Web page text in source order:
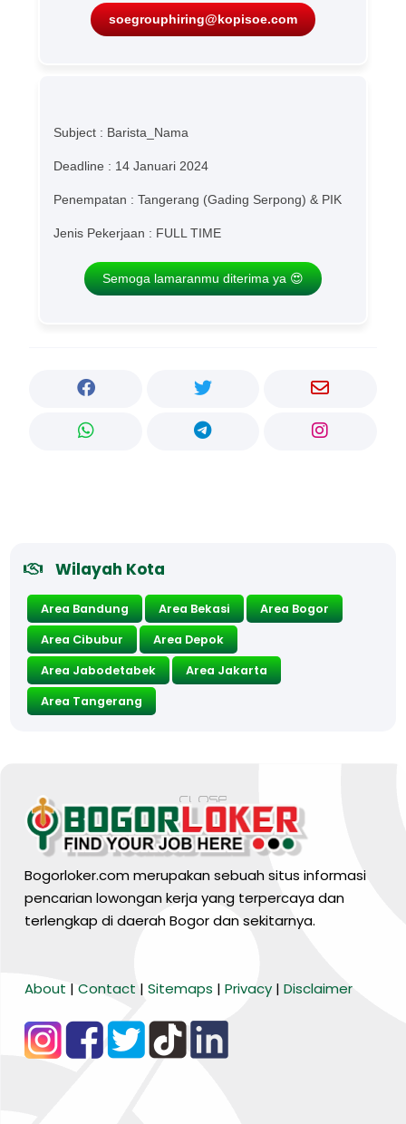
soegrouphiring@kopisoe.com
Subject : Barista_Nama
Deadline : 14 Januari 2024
Penempatan : Tangerang (Gading Serpong) & PIK
Jenis Pekerjaan : FULL TIME
Semoga lamaranmu diterima ya 😍
Wilayah Kota
Area Bandung Area Bekasi
Area Bogor
Area Cibubur
Area Depok
Area Jabodetabek
Area Jakarta
Area Tangerang
Bogorloker.com merupakan sebuah situs informasi
pencarian lowongan kerja yang terpercaya dan
terlengkap di daerah Bogor dan sekitarnya.
About | Contact | Sitemaps | Privacy | Disclaimer